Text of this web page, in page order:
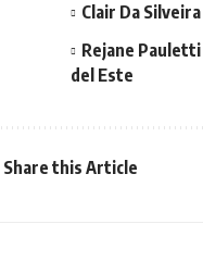
Clair Da
Rejane
del Este
Share this Article